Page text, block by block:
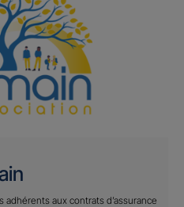
adhérents aux contrats d’assurance